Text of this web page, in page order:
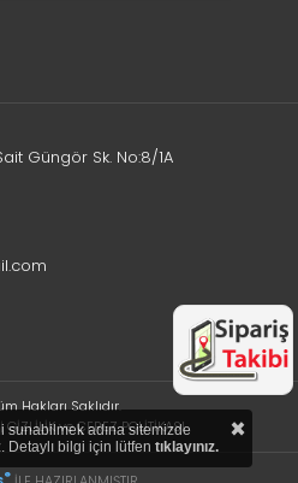
Güngör Sk. No:8/1A
Hakları Saklıdır.
GİZLİLİK ve ÇEREZ POLİTİKASI
®
sunabilmek adına sitemizde
Detaylı bilgi için lütfen tıklayınız. ×